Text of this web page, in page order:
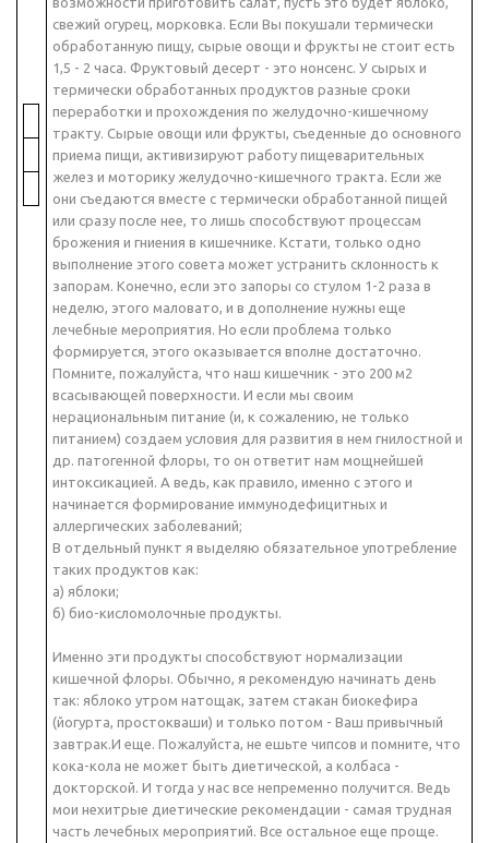
свежий огурец, морковка. Если Вы покушали термически
обработанную пищу, сырые овощи и фрукты не стоит есть
1,5 - 2 часа. Фруктовый десерт - это нонсенс. У сырых и
термически обработанных продуктов разные сроки
переработки и прохождения по желудочно-кишечному
тракту. Сырые овощи или фрукты, съеденные до основного
приема пищи, активизируют работу пищеварительных
желез и моторику желудочно-кишечного тракта. Если же
они съедаются вместе с термически обработанной пищей
или сразу после нее, то лишь способствуют процессам
брожения и гниения в кишечнике. Кстати, только одно
выполнение этого совета может устранить склонность к
запорам. Конечно, если это запоры со стулом 1-2 раза в
неделю, этого маловато, и в дополнение нужны еще
лечебные мероприятия. Но если проблема только
формируется, этого оказывается вполне достаточно.
Помните, пожалуйста, что наш кишечник - это 200 м2
всасывающей поверхности. И если мы своим
нерациональным питание (и, к сожалению, не только
питанием) создаем условия для развития в нем гнилостной и
др. патогенной флоры, то он ответит нам мощнейшей
интоксикацией. А ведь, как правило, именно с этого и
начинается формирование иммунодефицитных и
аллергических заболеваний;
В отдельный пункт я выделяю обязательное употребление
таких продуктов как:
а) яблоки;
б) био-кисломолочные продукты.
Именно эти продукты способствуют нормализации
кишечной флоры. Обычно, я рекомендую начинать день
так: яблоко утром натощак, затем стакан биокефира
(йогурта, простокваши) и только потом - Ваш привычный
завтрак.И еще. Пожалуйста, не ешьте чипсов и помните, что
кока-кола не может быть диетической, а колбаса -
докторской. И тогда у нас все непременно получится. Ведь
мои нехитрые диетические рекомендации - самая трудная
часть лечебных мероприятий. Все остальное еще проще.